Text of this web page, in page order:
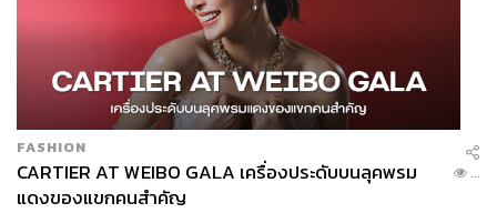
FASHION
CARTIER AT WEIBO GALA เครื่องประดับบนลุคพรม
แดงของแขกคนสำคัญ
...